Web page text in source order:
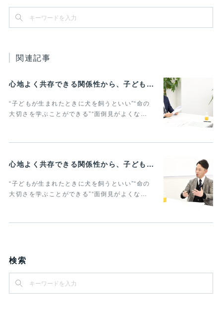
関連記事
心地よく共存できる関係性から、子どもの発達に動物がよりよい影響を与える Vol.3
“子どもが生まれたときに犬を飼うといい”“命の
大切さを学ぶことができる”“面倒見がよくな…
心地よく共存できる関係性から、子どもの発達に動物がよりよい影響を与える Vol.2
“子どもが生まれたときに犬を飼うといい”“命の
大切さを学ぶことができる”“面倒見がよくな…
検索